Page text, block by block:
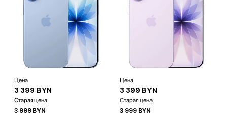
Цена
3 399 BYN
Старая цена
3 999 BYN
Цена
3 399 BYN
Старая цена
3 999 BYN